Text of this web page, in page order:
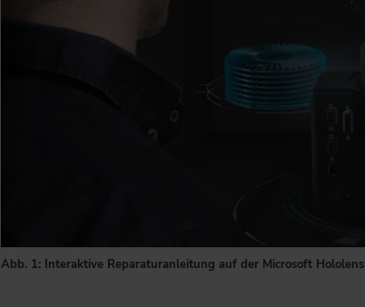
Abb. 1: Interaktive Reparaturanleitung auf der Microsoft Hololens